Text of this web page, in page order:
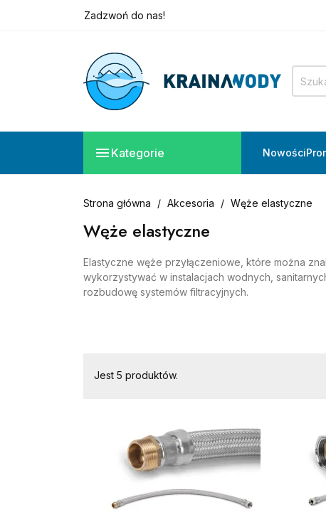
Zadzwoń do nas!
Potrzebujesz pomocy?
Zadzwoń do nas!
 Kategorie Nowości
Strona główna Akcesoria Węże elastyczne
Węże elastyczne
Elastyczne węże przyłączeniowe, które można
wykorzystywać w instalacjach wodnych,
rozbudowę systemów filtracyjnych.
Jest 5 produktów.